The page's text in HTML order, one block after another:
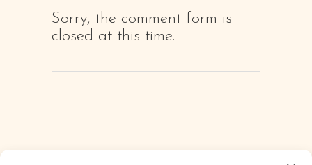
Sorry, the comment form is
closed at this time.